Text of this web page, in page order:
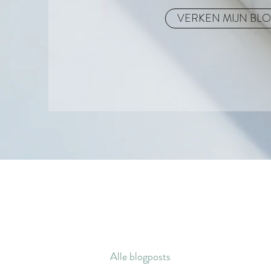
VERKEN MIJN
Alle blogposts